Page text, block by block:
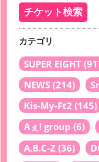
カテゴリ
SUPER EIGHT
NEWS (214)
Kis-My-Ft2 (145)
Aぇ! group (6)
A.B.C-Z (36)